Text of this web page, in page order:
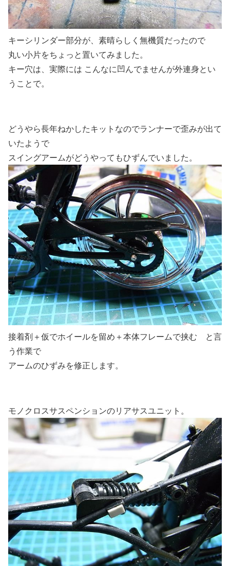
キーシリンダー部分が、素晴らしく無機質だったので
丸い小片をちょっと置いてみました。
キー穴は、実際には こんなに凹んでませんが外連身とい
うことで。
どうやら長年ねかしたキットなのでランナーで歪みが出て
いたようで
スイングアームがどうやってもひずんでいました。
接着剤＋仮でホイールを留め＋本体フレームで挟む と言
う作業で
アームのひずみを修正します。
モノクロスサスペンションのリアサスユニット。